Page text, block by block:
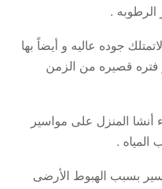
الرطوبه .
جوده عاليه و أيضاً بها
قصيره من الزمن
أنشا المنزل على مواسير
المياه .
بسبب الهبوط الأرضى